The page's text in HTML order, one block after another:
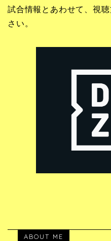
試合情報とあわせて、視
さい。
ABOUT ME